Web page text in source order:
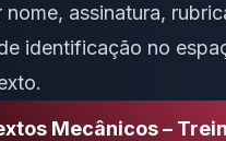
nome, assinatura,
identificação no
Mecânicos –